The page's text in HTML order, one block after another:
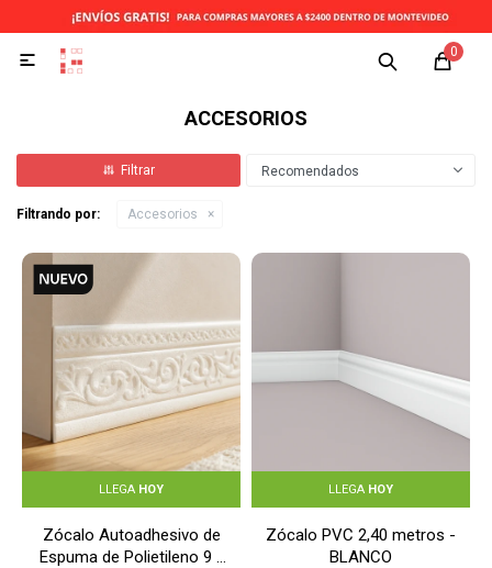
0

ACCESORIOS
Recomendados
Filtrando por: Accesorios
LLEGA HOY
Zócalo Autoadhesivo de
Espuma de Polietileno 9 x
LLEGA HOY
Zócalo PVC 2,40 metros -
BLANCO